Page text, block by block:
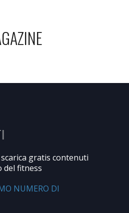
gratis contenuti
del fitness
NUMERO DI